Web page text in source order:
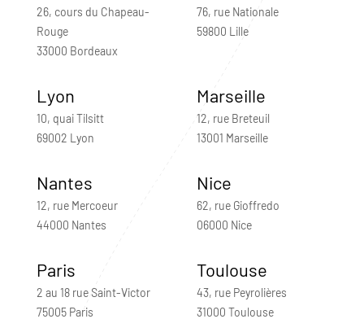
26, cours du Chapeau-
Rouge
33000 Bordeaux
76, rue Nationale
59800 Lille
Lyon
10, quai Tilsitt
69002 Lyon
Marseille
12, rue Breteuil
13001 Marseille
Nantes
12, rue Mercoeur
44000 Nantes
Nice
62, rue Gioffredo
06000 Nice
Paris
2 au 18 rue Saint-Victor
75005 Paris
Toulouse
43, rue Peyrolières
31000 Toulouse